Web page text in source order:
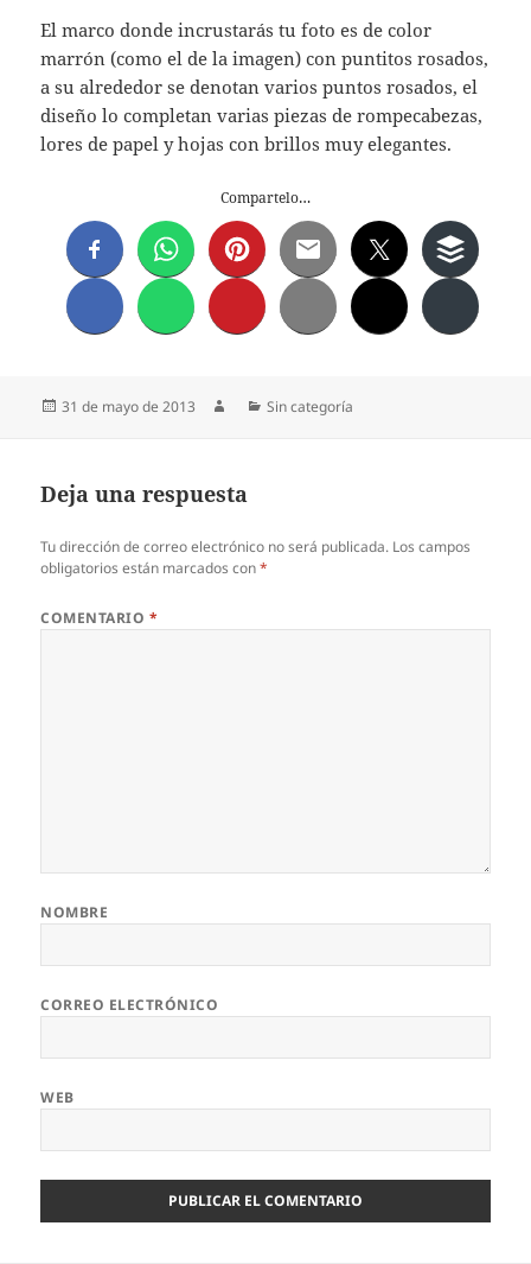
El marco donde incrustarás tu foto es de color
marrón (como el de la imagen) con puntitos rosados,
a su alrededor se denotan varios puntos rosados, el
diseño lo completan varias piezas de rompecabezas,
lores de papel y hojas con brillos muy elegantes.
Compartelo…
Publicado
31 de mayo de 2013 AutorCategorías
Sin categoría
Deja una respuesta
Tu dirección de correo electrónico no será publicada. Los campos
obligatorios están marcados con*
COMENTARIO *
NOMBRE
CORREO ELECTRÓNICO
WEB